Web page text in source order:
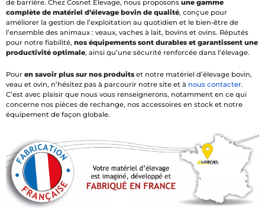
de barrière. Chez Cosnet Élevage, nous proposons une gamme
complète de matériel d’élevage bovin de qualité, conçue pour
améliorer la gestion de l’exploitation au quotidien et le bien-être de
l’ensemble des animaux : veaux, vaches à lait, bovins et ovins. Réputés
pour notre fiabilité, nos équipements sont durables et garantissent une
productivité optimale, ainsi qu’une sécurité renforcée dans l’élevage.
Pour en savoir plus sur nos produits et notre matériel d’élevage bovin,
veau et ovin, n’hésitez pas à parcourir notre site et à nous contacter.
C’est avec plaisir que nous vous renseignerons, notamment en ce qui
concerne nos pièces de rechange, nos accessoires en stock et notre
équipement de façon globale.